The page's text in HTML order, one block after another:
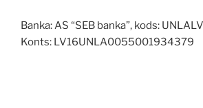
Banka: AS “SEB banka”, kods:
Konts: LV16UNLA0055001934379